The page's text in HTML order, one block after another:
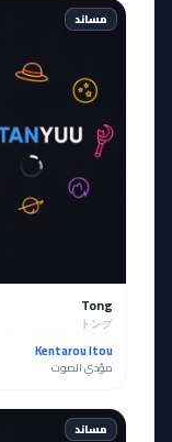
مساند
Tong
トング
Kentarou Itou
مؤدي الصوت
مساند